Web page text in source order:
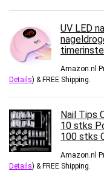
UV LED
Amazon.nl
Details) & FREE Shipping.
Nail Tips
10 stks
100 stks
Amazon.nl
Details) & FREE Shipping.